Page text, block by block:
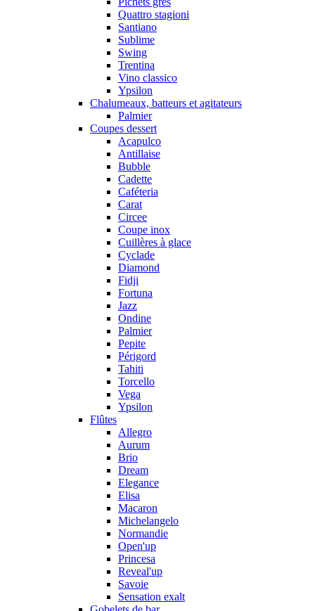
Quattro stagioni
Santiano
Sublime
Swing
Trentina
Vino classico
Ypsilon
Chalumeaux, batteurs et agitateurs
Palmier
Coupes dessert
Acapulco
Antillaise
Bubble
Cadette
Caféteria
Carat
Circee
Coupe inox
Cuillères à glace
Cyclade
Diamond
Fidji
Fortuna
Jazz
Ondine
Palmier
Pepite
Périgord
Tahiti
Torcello
Vega
Ypsilon
Flûtes
Allegro
Aurum
Brio
Dream
Elegance
Elisa
Macaron
Michelangelo
Normandie
Open'up
Princesa
Reveal'up
Savoie
Sensation exalt